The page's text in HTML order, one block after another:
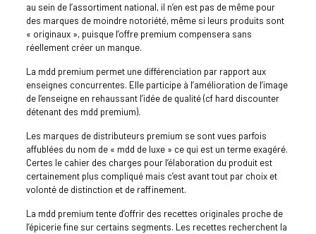
au sein de l’assortiment national, il n’en est pas de même pour
des marques de moindre notoriété, même si leurs produits sont
« originaux », puisque l’offre premium compensera sans
réellement créer un manque.
La mdd premium permet une différenciation par rapport aux
enseignes concurrentes. Elle participe à l’amélioration de l’image
de l’enseigne en rehaussant l’idée de qualité (cf hard discounter
détenant des mdd premium).
Les marques de distributeurs premium se sont vues parfois
affublées du nom de « mdd de luxe » ce qui est un terme exagéré.
Certes le cahier des charges pour l’élaboration du produit est
certainement plus compliqué mais c’est avant tout par choix et
volonté de distinction et de raffinement.
La mdd premium tente d’offrir des recettes originales proche de
l’épicerie fine sur certains segments. Les recettes recherchent la